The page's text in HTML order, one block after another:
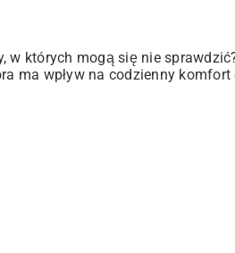
w których mogą się nie
ma wpływ na codzienny komfort